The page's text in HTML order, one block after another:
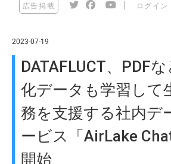
広告掲載 ログイン
2023-07-19
DATAFLUCT、PDF
化データも学習して
務を支援する社内デ
ービス「AirLake
開始